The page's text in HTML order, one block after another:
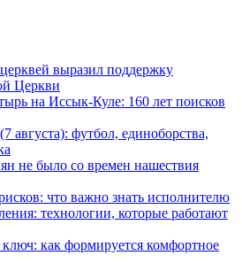
выразил поддержку
Церкви
на Иссык-Куле: 160 лет поисков
августа): футбол, единоборства,
не было со времен нашествия
что важно знать исполнителю
технологии, которые работают
как формируется комфортное